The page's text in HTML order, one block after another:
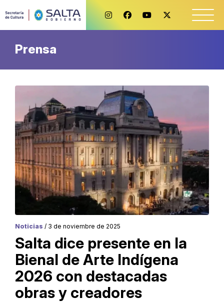
Prensa
Noticias / 3 de noviembre de 2025
Salta dice presente en la
Bienal de Arte Indígena
2026 con destacadas
obras y creadores